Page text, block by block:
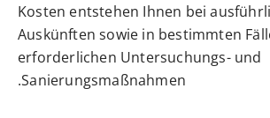
Kosten entstehen Ihnen bei
Auskünften sowie in bestimmten
erforderlichen Untersuchungs- und
Sanierungsmaßnahmen.